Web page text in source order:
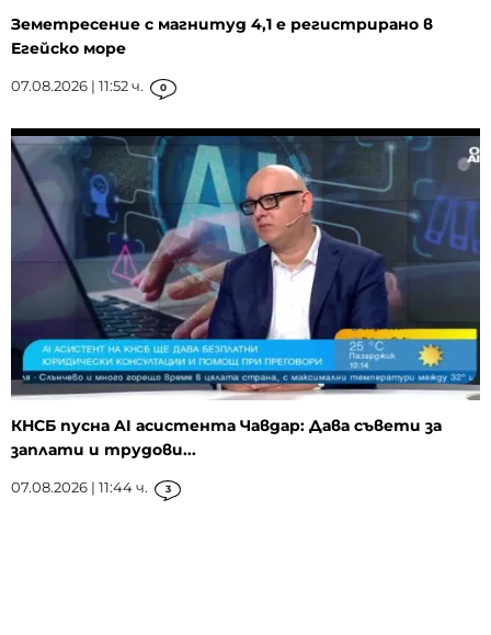
Земетресение с магнитуд 4,1 е регистрирано в
Егейско море
07.08.2026 | 11:52 ч. 0
КНСБ пусна AI асистента Чавдар: Дава съвети за
заплати и трудови...
07.08.2026 | 11:44 ч. 3